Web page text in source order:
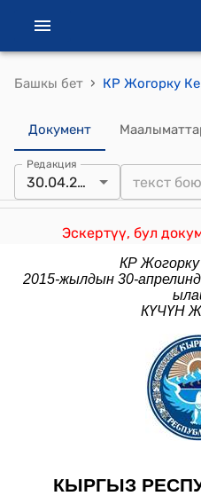
Башкы бет ›
Документ
Редакция
30.04.2015
Эскертүү, бул